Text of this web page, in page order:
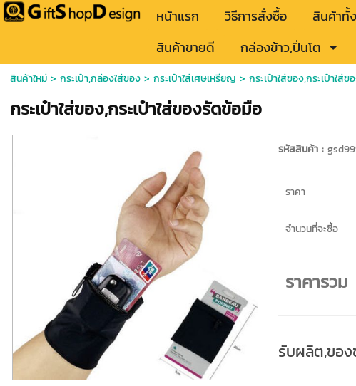
หน้าแรก วิธีการสั่งซื้อ สินค้าทั้
สินค้าขายดี
กล่องข้าว,ปิ่นโต
สินค้าใหม่> กระเป๋า,กล่องใส่ของ> กระเป๋าใส่เศษเหรียญ > กระเป๋าใส่ของ,กระเป๋าใส่
กระเป๋าใส่ของ,กระเป๋าใส่ของรัดข้อมือ
รหัสสินค้า :
ราคา
จำนวนที่จะซื้อ
ราคารวม
รับผลิต,ของ